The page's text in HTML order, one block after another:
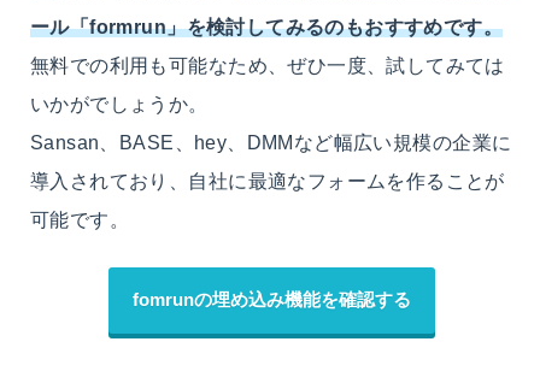
ール「formrun」を検討してみるのもおすすめです。
無料での利用も可能なため、ぜひ一度、試してみては
いかがでしょうか。
Sansan、BASE、hey、DMMなど幅広い規模の企業に
導入されており、自社に最適なフォームを作ることが
可能です。
fomrunの埋め込み機能を確認する